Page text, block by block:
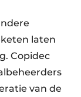
laten
Copidec
van de